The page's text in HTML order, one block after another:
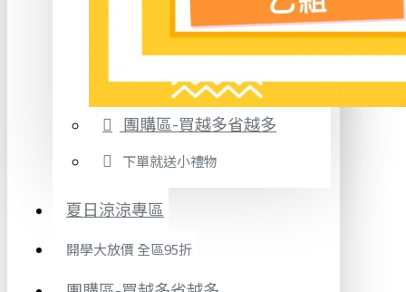
團購區-買越多省越多
下單就送小禮物
夏日涼涼專區
開學大放價 全區95折